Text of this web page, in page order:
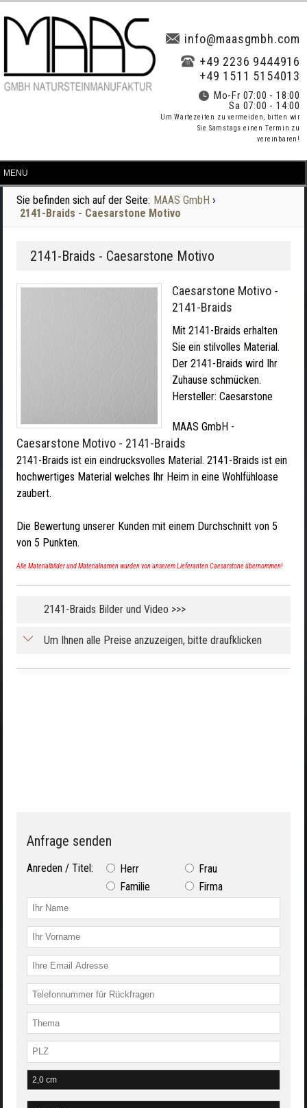
info@maasgmbh.com
+49 2236 9444916
+49 1511 5154013
Mo-Fr 07:00 - 18:00
Sa 07:00 - 14:00
Um Wartezeiten zu vermeiden, bitten wir
Sie Samstags einen Termin zu
vereinbaren!
Sie befinden sich auf der Seite: MAAS GmbH ›
2141-Braids - Caesarstone Motivo
2141-Braids - Caesarstone Motivo
Caesarstone Motivo -
2141-Braids
Mit 2141-Braids erhalten
Sie ein stilvolles Material.
Der 2141-Braids wird Ihr
Zuhause schmücken.
Hersteller: Caesarstone
MAAS GmbH -
Caesarstone Motivo - 2141-Braids
2141-Braids ist ein eindrucksvolles Material. 2141-Braids ist ein
hochwertiges Material welches Ihr Heim in eine Wohlfühloase
zaubert.
Die Bewertung unserer Kunden mit einem Durchschnitt von 5
von 5 Punkten.
Alle Materialbilder und Materialnamen wurden von unserem Lieferanten Caesarstone übernommen!
2141-Braids Bilder und Video >>>
Um Ihnen alle Preise anzuzeigen, bitte draufklicken
Anfrage senden
Anreden / Titel: Herr
Frau
Familie
Firma